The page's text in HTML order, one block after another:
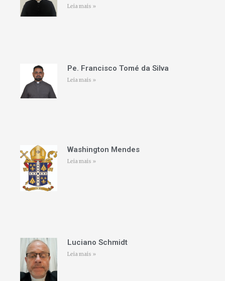
Leia mais »
Pe. Francisco Tomé da Silva
Leia mais »
Washington Mendes
Leia mais »
Luciano Schmidt
Leia mais »